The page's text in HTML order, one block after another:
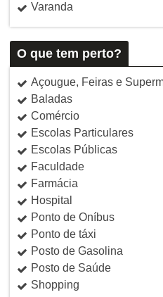
Varanda
O que tem perto?
Açougue, Feiras e
Baladas
Comércio
Escolas Particulares
Escolas Públicas
Faculdade
Farmácia
Hospital
Ponto de Oníbus
Ponto de táxi
Posto de Gasolina
Posto de Saúde
Shopping